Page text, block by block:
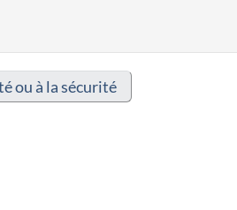
ou à la sécurité